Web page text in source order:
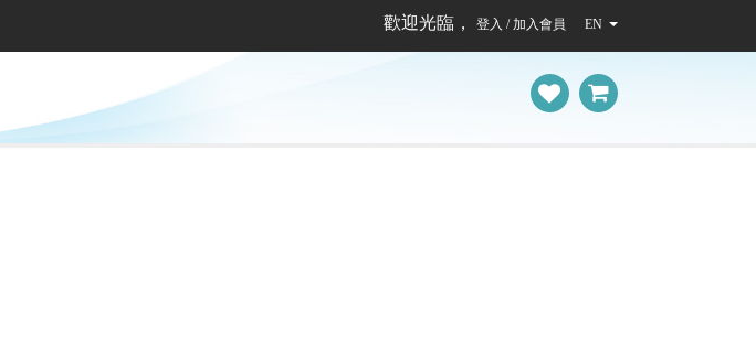
歡迎光臨，登入 / 加入會員 EN